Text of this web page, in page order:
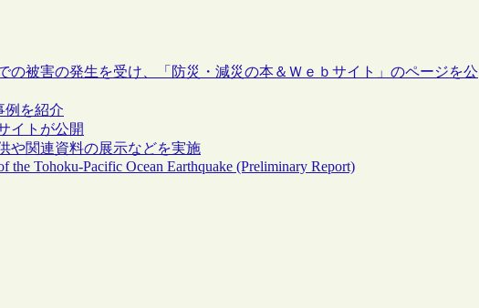
の被害の発生を受け、「防災・減災の本＆Ｗｅｂサイト」のページを公
例を紹介
イトが公開
や関連資料の展示などを実施
the Tohoku-Pacific Ocean Earthquake (Preliminary Report)